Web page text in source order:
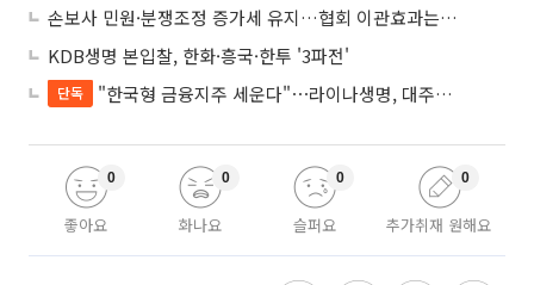
손보사 민원·분쟁조정 증가세 유지…협회 이관효과는 ‘아직’
KDB생명 본입찰, 한화·흥국·한투 '3파전'
단독 "한국형 금융지주 세운다"⋯라이나생명, 대주주 변경으로 지주사 전환 첫발
좋아요
0
화나요
0
슬퍼요
0
추가취재 원해요
0